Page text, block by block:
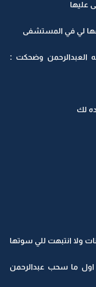
لي في المستشفى
العبدالرحمن وضحكت :
لك
ولا انتبهت للي سوتها
ما سحب عبدالرحمن